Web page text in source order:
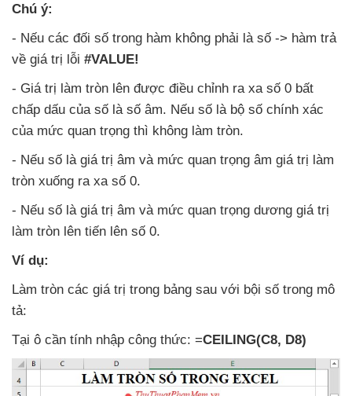
Chú ý:
- Nếu các đối số trong hàm không phải là số -> hàm trả
về giá trị lỗi #VALUE!
- Giá trị làm tròn lên được điều chỉnh ra xa số 0 bất
chấp dấu của số là số âm. Nếu số là bộ số chính xác
của mức quan trọng thì không làm tròn.
- Nếu số là giá trị âm và mức quan trọng âm giá trị làm
tròn xuống ra xa số 0.
- Nếu số là giá trị âm và mức quan trọng dương giá trị
làm tròn lên tiến lên số 0.
Ví dụ:
Làm tròn các giá trị trong bảng sau với bội số trong mô
tả:
Tại ô cần tính nhập công thức: =CEILING(C8, D8)